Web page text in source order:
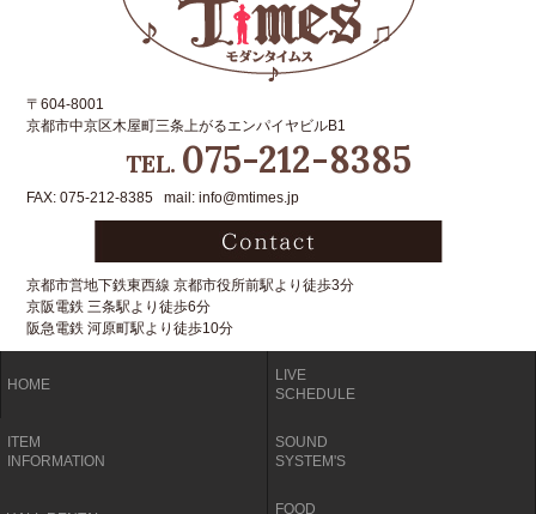
〒604-8001
京都市中京区木屋町三条上がるエンパイヤビルB1
TEL. 075-212-8385
FAX: 075-212-8385 mail: info@mtimes.jp
京都市営地下鉄東西線 京都市役所前駅より徒歩3分
京阪電鉄 三条駅より徒歩6分
阪急電鉄 河原町駅より徒歩10分
HOME
LIVE
SCHEDULE
ITEM
INFORMATION
SOUND
SYSTEM'S
FOOD